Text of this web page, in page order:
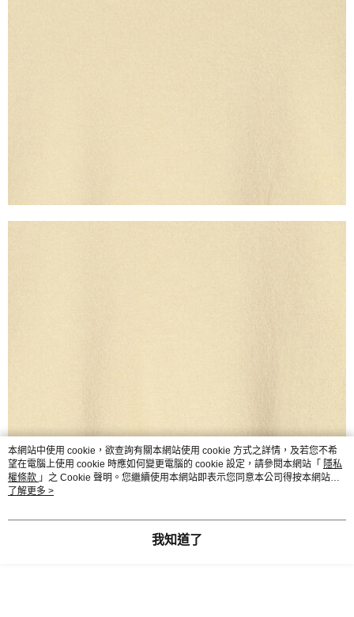
本網站中使用 cookie，欲查詢有關本網站使用 cookie 方式之詳情，及若您不希
望在電腦上使用 cookie 時應如何變更電腦的 cookie 設定，請參閱本網站「 隱私
權條款 」之 Cookie 聲明。您繼續使用本網站即表示您同意本公司得按本網站使
用條款之 Cookie 聲明使用 cookie。
了解更多 >
我知道了